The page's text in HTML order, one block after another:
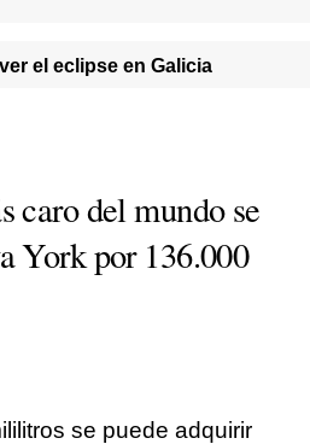
el eclipse en Galicia
caro del mundo se
York por 136.000
se puede adquirir